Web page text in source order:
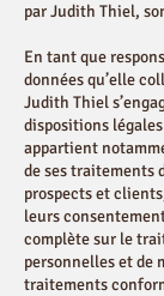
par Judith Thiel,
En tant que
données qu’elle
Judith Thiel
dispositions
appartient
de ses traitements
prospects et
leurs
complète sur le
personnelles et de
traitements